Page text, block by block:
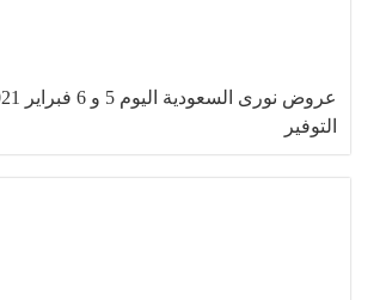
التوفير